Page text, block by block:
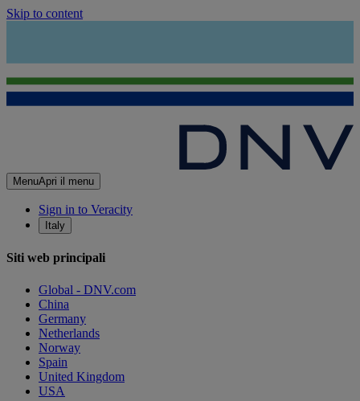
Skip to content
MenuApri il menu
Sign in to Veracity
Italy
Siti web principali
Global - DNV.com
China
Germany
Netherlands
Norway
Spain
United Kingdom
USA